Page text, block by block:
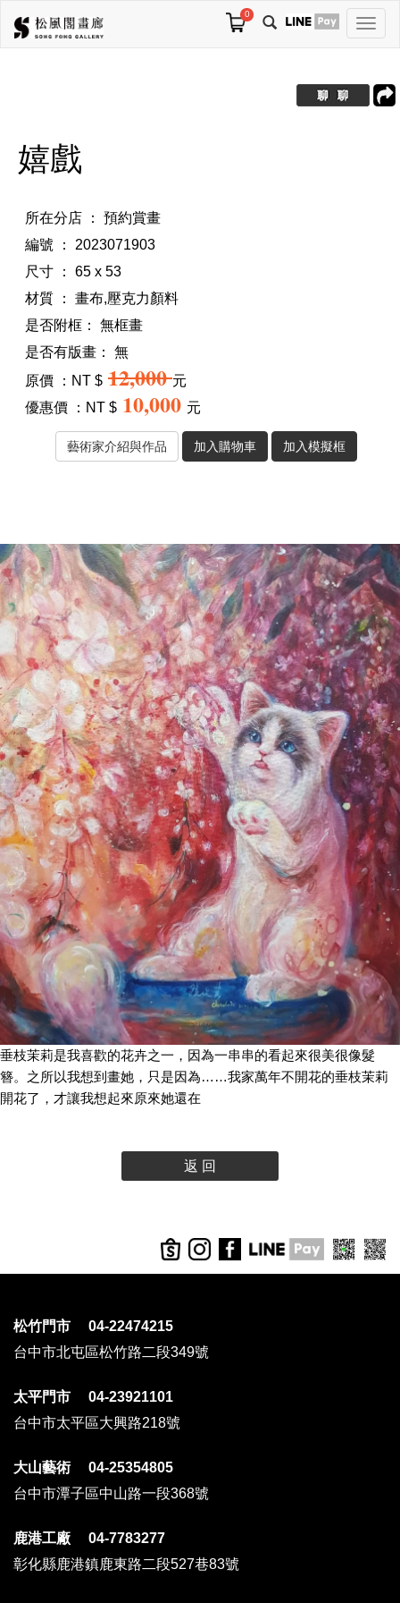
切
換
航
0
嬉戲
所在分店 ： 預約賞畫
編號 ： 2023071903
尺寸 ： 65 x 53
材質 ： 畫布,壓克力顏料
是否附框：
無框畫
是否有版畫：
無
原價 ：NT $ 12,000元
優惠價 ：NT $ 10,000 元
垂枝茉莉是我喜歡的花卉之一，因為一串串的看起來很美很像髮
簪。之所以我想到畫她，只是因為……我家萬年不開花的垂枝茉莉
開花了，才讓我想起來原來她還在
返 回
松竹門市 04-22474215
台中市北屯區松竹路二段349號
太平門市 04-23921101
台中市太平區大興路218號
大山藝術 04-25354805
台中市潭子區中山路一段368號
鹿港工廠 04-7783277
彰化縣鹿港鎮鹿東路二段527巷83號